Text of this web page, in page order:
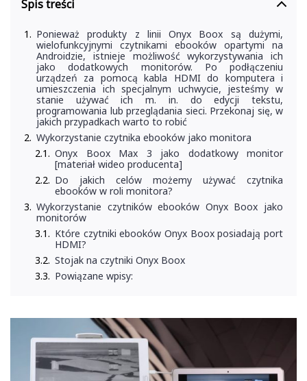
Spis treści
Ponieważ produkty z linii Onyx Boox są dużymi,
wielofunkcyjnymi czytnikami ebooków opartymi na
Androidzie, istnieje możliwość wykorzystywania ich
jako dodatkowych monitorów. Po podłączeniu
urządzeń za pomocą kabla HDMI do komputera i
umieszczenia ich specjalnym uchwycie, jesteśmy w
stanie używać ich m. in. do edycji tekstu,
programowania lub przeglądania sieci. Przekonaj się, w
jakich przypadkach warto to robić
Wykorzystanie czytnika ebooków jako monitora
Onyx Boox Max 3 jako dodatkowy monitor
[materiał wideo producenta]
Do jakich celów możemy używać czytnika
ebooków w roli monitora?
Wykorzystanie czytników ebooków Onyx Boox jako
monitorów
Które czytniki ebooków Onyx Boox posiadają port
HDMI?
Stojak na czytniki Onyx Boox
Powiązane wpisy: